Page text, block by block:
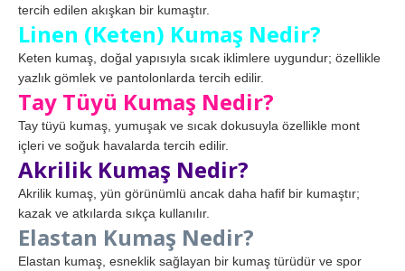
tercih edilen akışkan bir kumaştır.
Linen (Keten) Kumaş Nedir?
Keten kumaş, doğal yapısıyla sıcak iklimlere uygundur; özellikle
yazlık gömlek ve pantolonlarda tercih edilir.
Tay Tüyü Kumaş Nedir?
Tay tüyü kumaş, yumuşak ve sıcak dokusuyla özellikle mont
içleri ve soğuk havalarda tercih edilir.
Akrilik Kumaş Nedir?
Akrilik kumaş, yün görünümlü ancak daha hafif bir kumaştır;
kazak ve atkılarda sıkça kullanılır.
Elastan Kumaş Nedir?
Elastan kumaş, esneklik sağlayan bir kumaş türüdür ve spor